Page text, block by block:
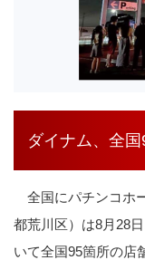
ダイナム、全
全国にパチンコホ
都荒川区）は8月 28日
いて全国95箇所の店